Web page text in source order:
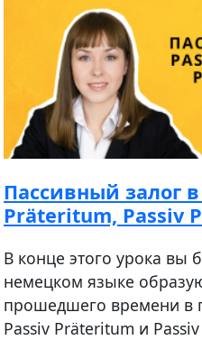
Пассивный залог
Präteritum, Passiv
В конце этого урока вы
немецком языке
прошедшего времени в
Passiv Präteritum и